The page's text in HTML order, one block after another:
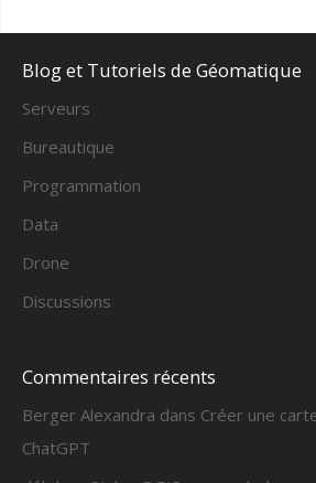
Blog et Tutoriels de Géomatique
Serveurs
Bureautique
Programmation
Data
Drone
Discussions
Commentaires récents
Berger Alexandra dans Créer une
ChatGPT